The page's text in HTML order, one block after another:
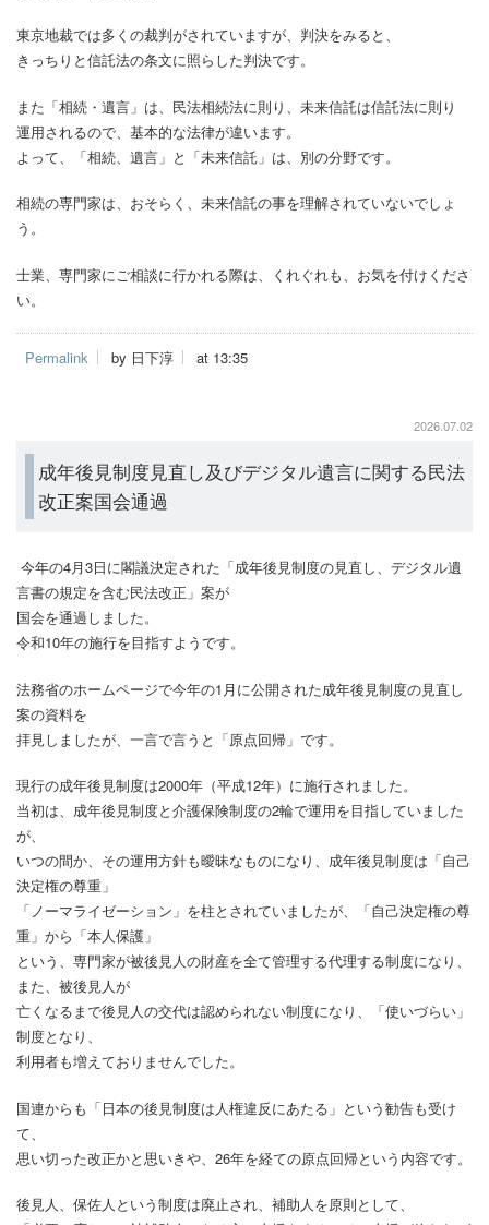
東京地裁では多くの裁判がされていますが、判決をみると、
きっちりと信託法の条文に照らした判決です。
また「相続・遺言」は、民法相続法に則り、未来信託は信託法に則り
運用されるので、基本的な法律が違います。
よって、「相続、遺言」と「未来信託」は、別の分野です。
相続の専門家は、おそらく、未来信託の事を理解されていないでしょ
う。
士業、専門家にご相談に行かれる際は、くれぐれも、お気を付けくださ
い。
Permalink by 日下淳 at 13:35
2026.07.02
成年後見制度見直し及びデジタル遺言に関する民法
改正案国会通過
今年の4月3日に閣議決定された「成年後見制度の見直し、デジタル遺
言書の規定を含む民法改正」案が
国会を通過しました。
令和10年の施行を目指すようです。
法務省のホームページで今年の1月に公開された成年後見制度の見直し
案の資料を
拝見しましたが、一言で言うと「原点回帰」です。
現行の成年後見制度は2000年（平成12年）に施行されました。
当初は、成年後見制度と介護保険制度の2輪で運用を目指していました
が、
いつの間か、その運用方針も曖昧なものになり、成年後見制度は「自己
決定権の尊重」
「ノーマライゼーション」を柱とされていましたが、「自己決定権の尊
重」から「本人保護」
という、専門家が被後見人の財産を全て管理する代理する制度になり、
また、被後見人が
亡くなるまで後見人の交代は認められない制度になり、「使いづらい」
制度となり、
利用者も増えておりませんでした。
国連からも「日本の後見制度は人権違反にあたる」という勧告も受け
て、
思い切った改正かと思いきや、26年を経ての原点回帰という内容です。
後見人、保佐人という制度は廃止され、補助人を原則として、